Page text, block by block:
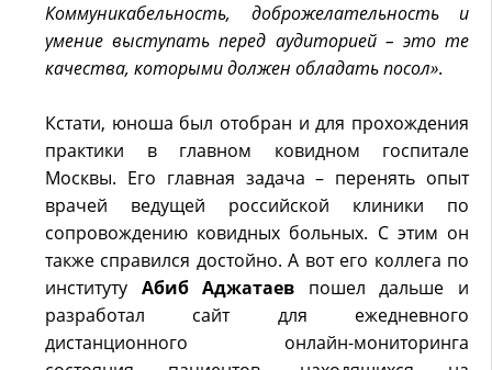
Коммуникабельность, доброжелательность и
умение выступать перед аудиторией – это те
качества, которыми должен обладать посол».
Кстати, юноша был отобран и для прохождения
практики в главном ковидном госпитале
Москвы. Его главная задача – перенять опыт
врачей ведущей российской клиники по
сопровождению ковидных больных. С этим он
также справился достойно. А вот его коллега по
институту Абиб Аджатаев пошел дальше и
разработал сайт для ежедневного
дистанционного онлайн-мониторинга